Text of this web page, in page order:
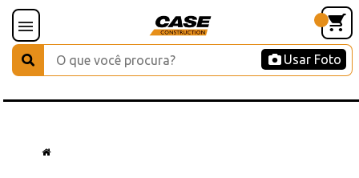
Usar Foto